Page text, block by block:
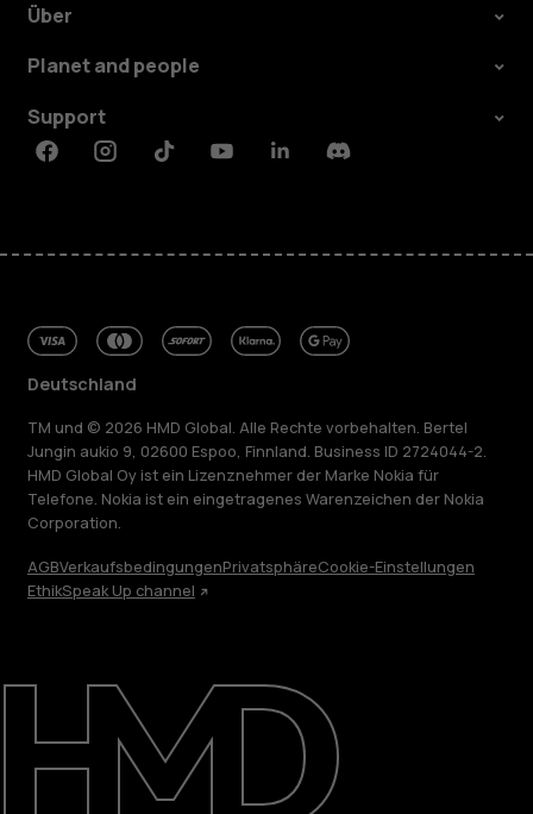
Reparieren, wiederverwenden, recyceln
Nachhaltigkeit
Support
Deutschland
Über
Planet and people
Support
FacebookInstagramTiktokYoutubeLinkedinDiscord
Deutschland
TM und © 2026 HMD Global. Alle Rechte vorbehalten. Bertel
Jungin aukio 9, 02600 Espoo, Finnland. Business ID 2724044-2.
HMD Global Oy ist ein Lizenznehmer der Marke Nokia für
Telefone. Nokia ist ein eingetragenes Warenzeichen der Nokia
Corporation.
AGBVerkaufsbedingungenPrivatsphäreCookie-Einstellungen
EthikSpeak Up channel